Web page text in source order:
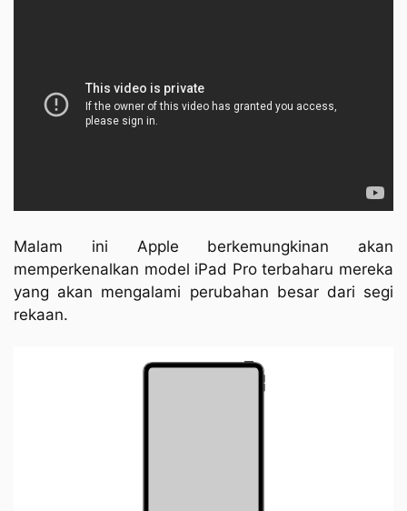
Malam ini Apple berkemungkinan akan
memperkenalkan model iPad Pro terbaharu mereka
yang akan mengalami perubahan besar dari segi
rekaan.